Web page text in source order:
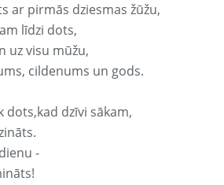
ar pirmās dziesmas žūžu,
līdzi dots,
uz visu mūžu,
cildenums un gods.
dzīvi sākam,
-